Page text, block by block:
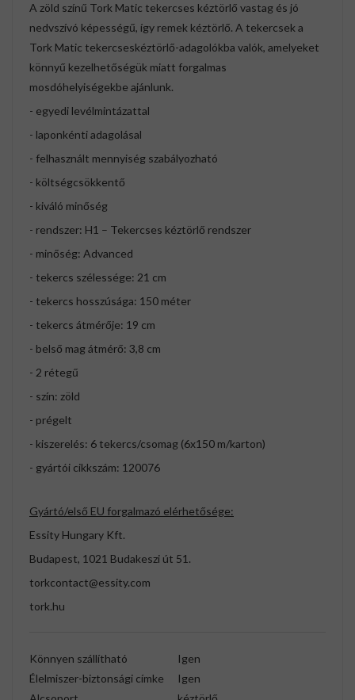
A zöld színű Tork Matic tekercses kéztörlő vastag és jó
nedvszívó képességű, így remek kéztörlő. A tekercsek a
Tork Matic tekercseskéztörlő-adagolókba valók, amelyeket
könnyű kezelhetőségük miatt forgalmas
mosdóhelyiségekbe ajánlunk.
- egyedi levélmintázattal
- laponkénti adagolásal
- felhasznált mennyiség szabályozható
- költségcsökkentő
- kiváló minőség
- rendszer: H1 – Tekercses kéztörlő rendszer
- minőség: Advanced
- tekercs szélessége: 21 cm
- tekercs hosszúsága: 150 méter
- tekercs átmérője: 19 cm
- belső mag átmérő: 3,8 cm
- 2 rétegű
- szín: zöld
- prégelt
- kiszerelés: 6 tekercs/csomag (6x150 m/karton)
- gyártói cikkszám: 120076
Gyártó/első EU forgalmazó elérhetősége:
Essity Hungary Kft.
Budapest, 1021 Budakeszi út 51.
torkcontact@essity.com
tork.hu
Könnyen szállítható
Igen
Élelmiszer-biztonsági címke
Igen